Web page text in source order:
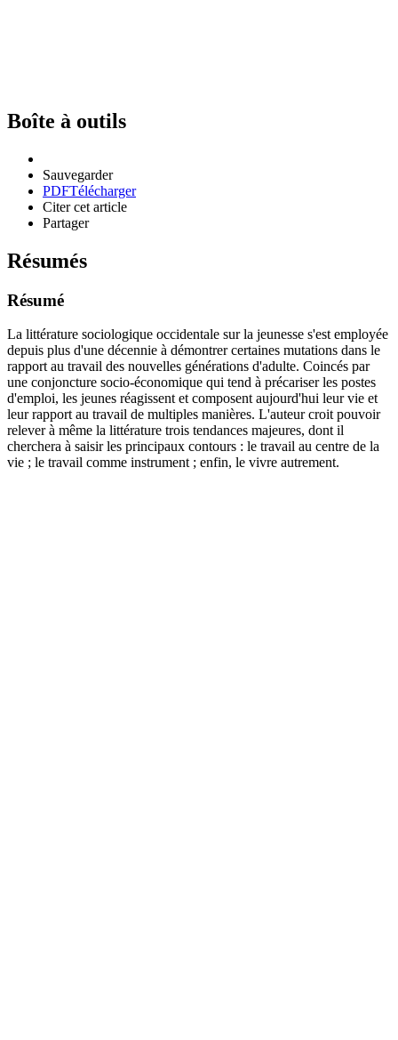
Boîte à outils
Sauvegarder
PDFTélécharger
Citer cet article
Partager
Résumés
Résumé
La littérature sociologique occidentale sur la jeunesse s'est employée
depuis plus d'une décennie à démontrer certaines mutations dans le
rapport au travail des nouvelles générations d'adulte. Coincés par
une conjoncture socio-économique qui tend à précariser les postes
d'emploi, les jeunes réagissent et composent aujourd'hui leur vie et
leur rapport au travail de multiples manières. L'auteur croit pouvoir
relever à même la littérature trois tendances majeures, dont il
cherchera à saisir les principaux contours : le travail au centre de la
vie ; le travail comme instrument ; enfin, le vivre autrement.